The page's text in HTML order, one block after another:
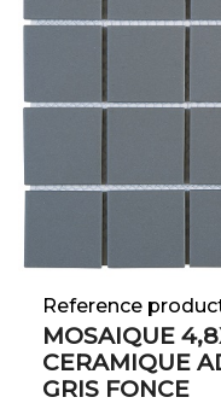
Reference
MOSAIQUE
CERAMIQUE
GRIS FONCE